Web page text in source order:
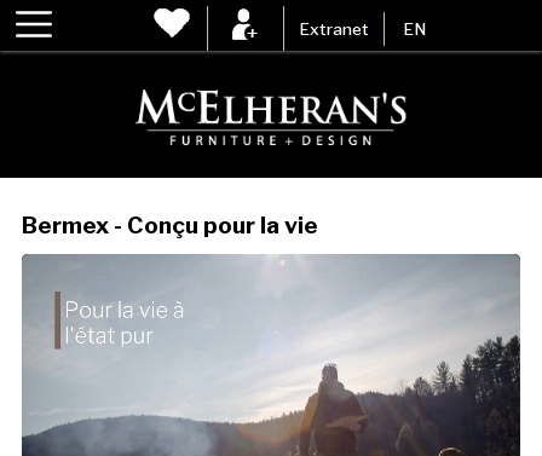
Extranet EN
Bermex - Conçu pour la vie